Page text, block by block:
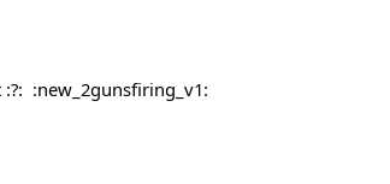
:new_2gunsfiring_v1: